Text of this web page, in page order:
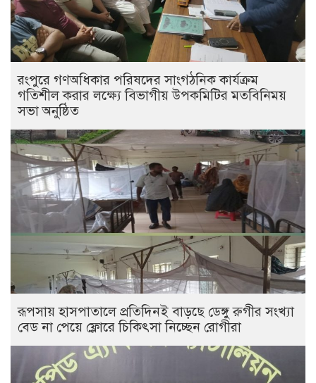
রংপুরে গণঅধিকার পরিষদের সাংগঠনিক কার্যক্রম
গতিশীল করার লক্ষ্যে বিভাগীয় উপকমিটির মতবিনিময়
সভা অনুষ্ঠিত
রূপসায় হাসপাতালে প্রতিদিনই বাড়ছে ডেঙ্গু রুগীর সংখ্যা
বেড না পেয়ে ফ্লোরে চিকিৎসা নিচ্ছেন রোগীরা